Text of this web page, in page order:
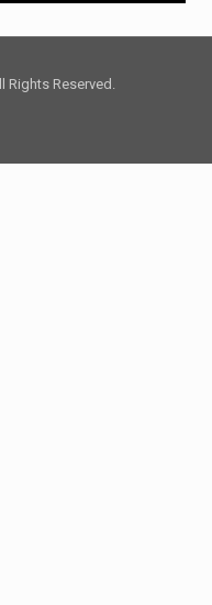
Rights Reserved.